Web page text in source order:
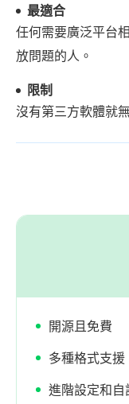
最適合
任何需要廣泛平台
放問題的人。
限制
沒有第三方軟體就
開源且免費
多種格式支援
進階設定和自